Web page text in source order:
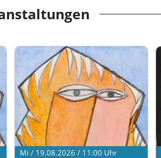
Mi / 19.08.2026 / 11:00 Uhr